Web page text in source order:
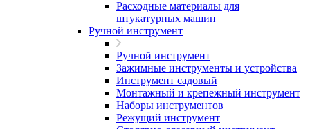
Расходные материалы для
штукатурных машин
Ручной инструмент
Ручной инструмент
Зажимные инструменты и устройства
Инструмент садовый
Монтажный и крепежный инструмент
Наборы инструментов
Режущий инструмент